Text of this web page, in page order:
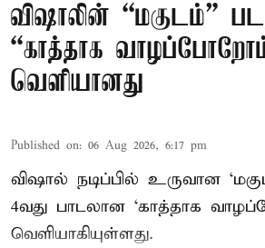
விஷாலின் “மகுடம்”
“காத்தாக
வெளியானது
Published on: 06 Aug 2026, 6:17 pm
விஷால் நடிப்பில் உருவான
4வது பாடலான ‘காத்தாக
வெளியாகியுள்ளது.